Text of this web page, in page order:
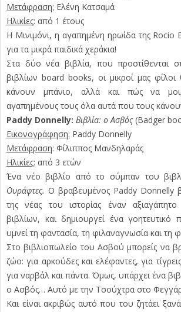
Μετάφραση: Ελένη Κατσαμά
Ηλικίες: από 1 έτους
Η Μινιμόνι, η αγαπημένη ηρωίδα της Rocio
για τα μικρά παιδικά χεράκια!
Στα δύο νέα βιβλία, που προστίθενται
βιβλίων board books, οι μικροί μας
κάνουν μπάνιο, αλλά και πώς να
αγαπημένους τους όλα αυτά που τους
Paddy Donnelly: Βιβλία: ο Ασβός(Badger
Εικονογράφηση: Paddy Donnelly
Μετάφραση: Φίλιππος Μανδηλαράς
Ηλικίες: από 3 ετών
Ένα νέο βιβλίο από το σύμπαν του
Ουράφτες. Ο βραβευμένος Paddy Donnelly
της νέας του ιστορίας έναν
βιβλίων, και δημιουργεί ένα γοητευτικό
υμνεί τη φαντασία, τη φιλαναγνωσία και τη
Στο βιβλιοπωλείο του Ασβού μπορείς να
ζώο: για αρκούδες και ελέφαντες, για
για ναρβάλ και πάντα. Όμως, υπάρχει ένα
ο Ασβός… Αυτό με την Τσούχτρα στο
Και είναι ακριβώς αυτό που του ζητάει